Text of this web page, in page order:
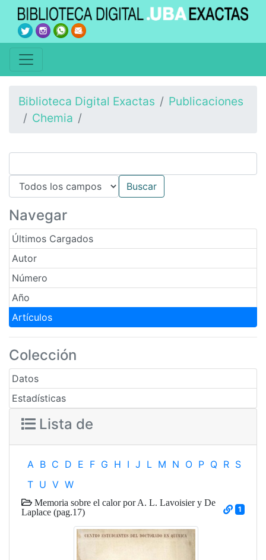
Biblioteca Digital Exactas
Publicaciones
Chemia
Navegar
Últimos Cargados
Autor
Número
Año
Artículos
Colección
Datos
Estadísticas
Lista de
A B C D E F G H I J L M N O P Q R S
T U V W
Memoria sobre el calor por A. L. Lavoisier y De
Laplace (pag.17)
1